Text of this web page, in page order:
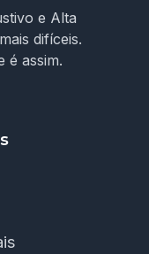
e Alta
difíceis.
é assim.